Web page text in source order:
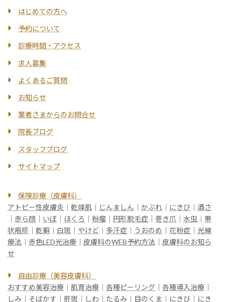
はじめての方へ
予約について
診療時間・アクセス
求人募集
よくあるご質問
お知らせ
業者さまからのお問合せ
院長ブログ
スタッフブログ
サイトマップ
保険診療（皮膚科）
アトピー性皮膚炎
乾燥肌 じんましん かぶれ にきび
酒さ
赤ら顔 いぼ ほくろ 粉瘤 円形脱毛症 巻き爪 水虫
帯
状疱疹
乾癬 白斑 やけど 多汗症 うおのめ 花粉症
光線
療法
赤色LED光治療 皮膚科のWEB予約方法
皮膚科のお知ら
せ
自由診療（美容皮膚科）
おすすめ美容治療
肌育治療 各種ピーリング 各種導入治療
しみ
そばかす 肝斑 しわ たるみ 目のくま にきび にき